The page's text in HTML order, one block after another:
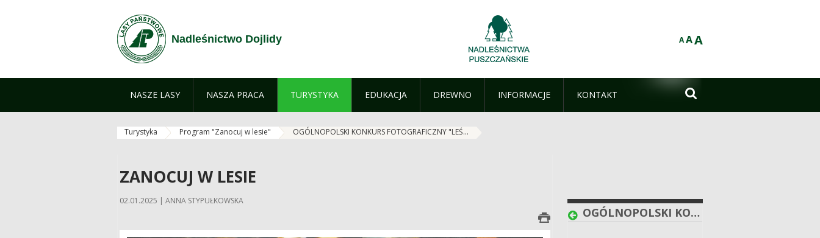
Nadleśnictwo Dojlidy AAA
NASZE LASY NASZA PRACA TURYSTYKA EDUKACJA DREWNO INFORMACJE KONTAKT 
Turystyka Program "Zanocuj w lesie" OGÓLNOPOLSKI KONKURS FOTOGRAFICZNY "LEŚ...
ZANOCUJ W LESIE
02.01.2025 | ANNA STYPUŁKOWSKA
OGÓLNOPOLSKI KONKURS FOTOGRAFICZNY "LEŚNE SADY - DZIEDZICTWO, KTÓRE TRWA".